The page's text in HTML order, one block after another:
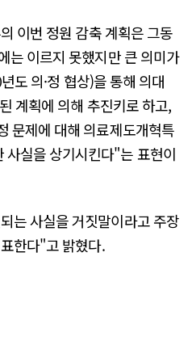
이번 정원 감축 계획은 그동
는 이르지 못했지만 큰 의미가
도 의·정 협상)을 통해 의대
계획에 의해 추진키로 하고,
문제에 대해 의료제도개혁특
사실을 상기시킨다"는 표현이
는 사실을 거짓말이라고 주장
한다"고 밝혔다.